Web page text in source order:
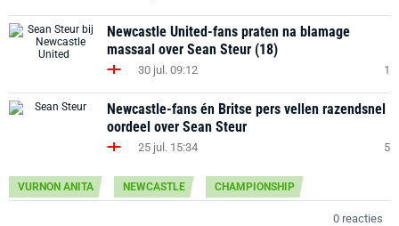
Newcastle United-fans praten na blamage
massaal over Sean Steur (18)
30 jul. 09:12 1
Newcastle-fans én Britse pers vellen razendsnel
oordeel over Sean Steur
25 jul. 15:34 5
VURNON ANITA NEWCASTLE CHAMPIONSHIP
0 reacties